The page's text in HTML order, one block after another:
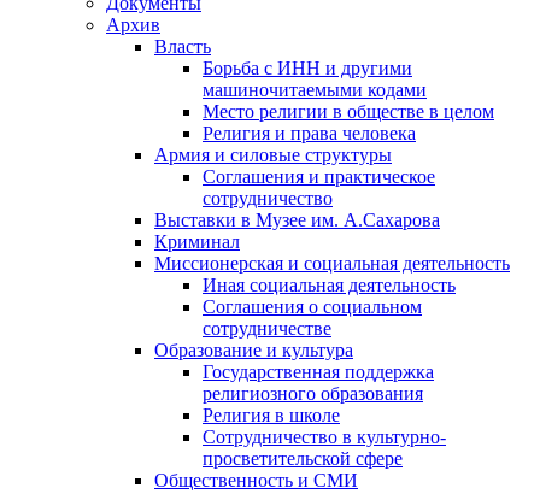
Архив
Власть
Борьба с ИНН и другими
машиночитаемыми кодами
Место религии в обществе в целом
Религия и права человека
Армия и силовые структуры
Соглашения и практическое
сотрудничество
Выставки в Музее им. А.Сахарова
Криминал
Миссионерская и социальная деятельность
Иная социальная деятельность
Соглашения о социальном
сотрудничестве
Образование и культура
Государственная поддержка
религиозного образования
Религия в школе
Сотрудничество в культурно-
просветительской сфере
Общественность и СМИ